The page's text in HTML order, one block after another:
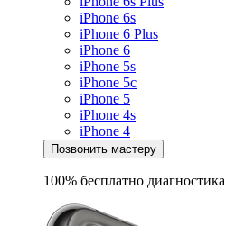
iPhone 6s
iPhone 6 Plus
iPhone 6
iPhone 5s
iPhone 5c
iPhone 5
iPhone 4s
iPhone 4
Позвонить мастеру
100% бесплатно диагностика